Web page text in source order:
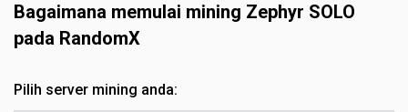
Bagaimana memulai mining Zephyr SOLO
pada RandomX
Pilih server mining anda: